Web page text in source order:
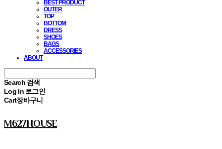
BEST PRODUCT
OUTER
TOP
BOTTOM
DRESS
SHOES
BAGS
ACCESSORIES
ABOUT
Search 검색
Log In 로그인
Cart장바구니
M627HOUSE